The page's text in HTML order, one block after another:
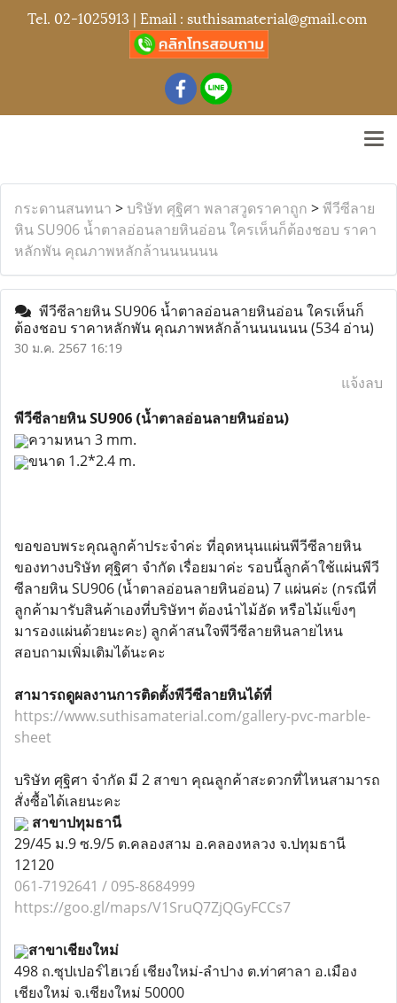
Tel. 02-1025913 | Email : suthisamaterial@gmail.com
กระดานสนทนา >บริษัท ศุฐิศา พลาสวูดราคาถูก >พีวีซีลาย
หิน SU906 น้ำตาลอ่อนลายหินอ่อน ใครเห็นก็ต้องชอบ ราคา
หลักพัน คุณภาพหลักล้านนนนนน
พีวีซีลายหิน SU906 น้ำตาลอ่อนลายหินอ่อน ใครเห็นก็
ต้องชอบ ราคาหลักพัน คุณภาพหลักล้านนนนนน(534 อ่าน)
30 ม.ค. 2567 16:19
แจ้งลบ
พีวีซีลายหิน SU906 (น้ำตาลอ่อนลายหินอ่อน)
ความหนา 3 mm.
ขนาด 1.2*2.4 m.
ขอขอบพระคุณลูกค้าประจำค่ะ ที่อุดหนุนแผ่นพีวีซีลายหิน
ของทางบริษัท ศุฐิศา จำกัด เรื่อยมาค่ะ รอบนี้ลูกค้าใช้แผ่นพีวี
ซีลายหิน SU906 (น้ำตาลอ่อนลายหินอ่อน) 7 แผ่นค่ะ (กรณีที่
ลูกค้ามารับสินค้าเองที่บริษัทฯ ต้องนำไม้อัด หรือไม้แข็งๆ
มารองแผ่นด้วยนะคะ) ลูกค้าสนใจพีวีซีลายหินลายไหน
สอบถามเพิ่มเติมได้นะคะ
สามารถดูผลงานการติดตั้งพีวีซีลายหินได้ที่
https://www.suthisamaterial.com/gallery-pvc-marble-
sheet
บริษัท ศุฐิศา จำกัด มี 2 สาขา คุณลูกค้าสะดวกที่ไหนสามารถ
สั่งซื้อได้เลยนะคะ
สาขาปทุมธานี
29/45 ม.9 ซ.9/5 ต.คลองสาม อ.คลองหลวง จ.ปทุมธานี
12120
061-7192641 / 095-8684999
https://goo.gl/maps/V1SruQ7ZjQGyFCCs7
สาขาเชียงใหม่
498 ถ.ซุปเปอร์ไฮเวย์ เชียงใหม่-ลำปาง ต.ท่าศาลา อ.เมือง
เชียงใหม่ จ.เชียงใหม่ 50000